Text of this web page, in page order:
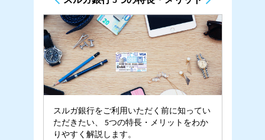
スルガ銀行をご利用いただく前に知ってい
ただきたい、
5つの特長・メリットをわか
りやすく解説します。